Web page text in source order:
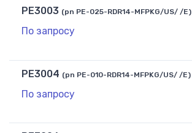
PE3003 (pn PE-025-RDR14-MFPKG/US/ /E)
По запросу
PE3004 (pn PE-010-RDR14-MFPKG/US/ /E)
По запросу